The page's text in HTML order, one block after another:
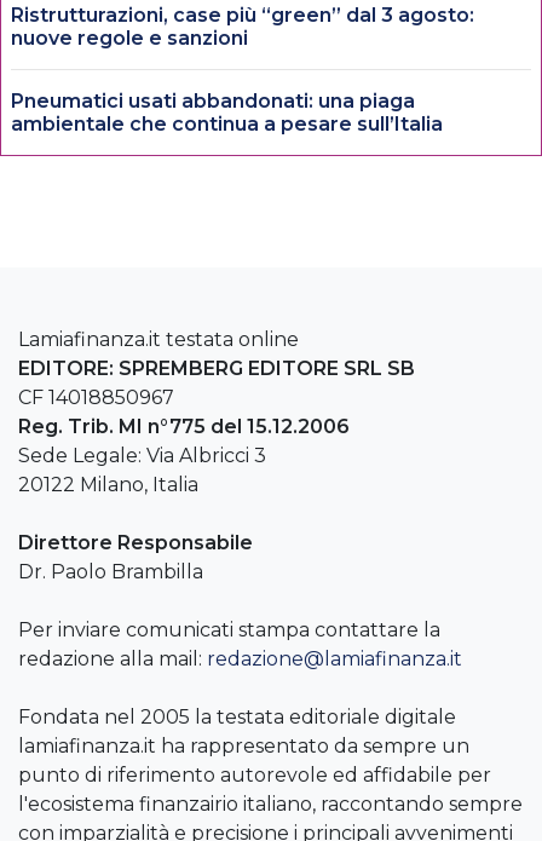
Ristrutturazioni, case più “green” dal 3 agosto:
nuove regole e sanzioni
Pneumatici usati abbandonati: una piaga
ambientale che continua a pesare sull’Italia
Lamiafinanza.it testata online
EDITORE: SPREMBERG EDITORE SRL SB
CF 14018850967
Reg. Trib. MI n°775 del 15.12.2006
Sede Legale: Via Albricci 3
20122 Milano, Italia
Direttore Responsabile
Dr. Paolo Brambilla
Per inviare comunicati stampa contattare la
redazione alla mail: redazione@lamiafinanza.it
Fondata nel 2005 la testata editoriale digitale
lamiafinanza.it ha rappresentato da sempre un
punto di riferimento autorevole ed affidabile per
l'ecosistema finanzairio italiano, raccontando sempre
con imparzialità e precisione i principali avvenimenti